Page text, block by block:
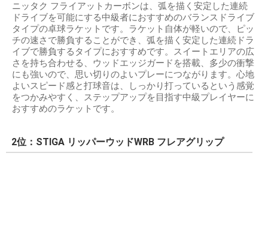
ニッタク フライアットカーボンは、弧を描く安定した連続
ドライブを可能にする中級者におすすめのバランスドライブ
タイプの卓球ラケットです。ラケット自体が軽いので、ピッ
チの速さで勝負することができ、弧を描く安定した連続ドラ
イブで勝負するタイプにおすすめです。スイートエリアの広
さを持ち合わせる、ウッドエッジガードを搭載、多少の衝撃
にも強いので、思い切りのよいプレーにつながります。心地
よいスピード感と打球音は、しっかり打っているという感覚
をつかみやすく、ステップアップを目指す中級プレイヤーに
おすすめのラケットです。
2位：STIGA リッパーウッドWRB フレアグリップ